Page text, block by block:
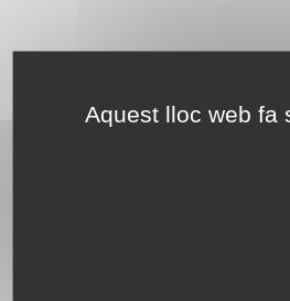
Aquest lloc web fa